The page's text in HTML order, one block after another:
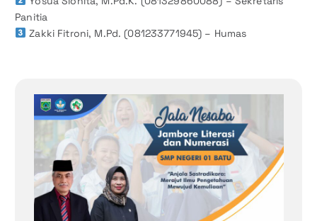
Panitia
Zakki Fitroni, M.Pd. (081233771945) – Humas